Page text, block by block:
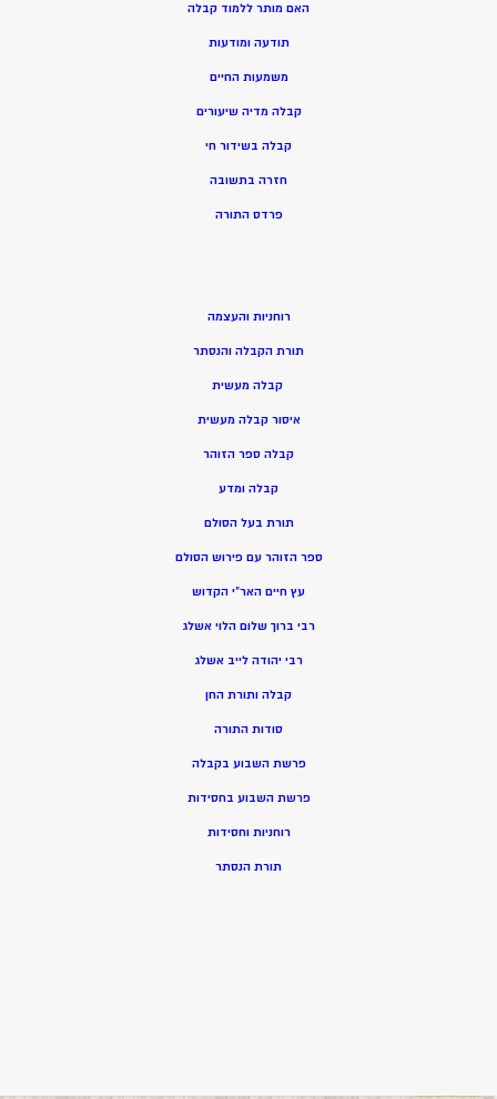
האם מותר ללמוד קבלה
תודעה ומודעות
משמעות החיים
קבלה מדיה שיעורים
קבלה בשידור חי
חזרה בתשובה
פרדס התורה
רוחניות והעצמה
תורת הקבלה והנסתר
קבלה מעשית
איסור קבלה מעשית
קבלה ספר הזוהר
קבלה ומדע
תורת בעל הסולם
ספר הזוהר עם פירוש הסולם
עץ חיים האר”י הקדוש
רבי ברוך שלום הלוי אשלג
רבי יהודה לייב אשלג
קבלה ותורת החן
סודות התורה
פרשת השבוע בקבלה
פרשת השבוע בחסידות
רוחניות וחסידות
תורת הנסתר